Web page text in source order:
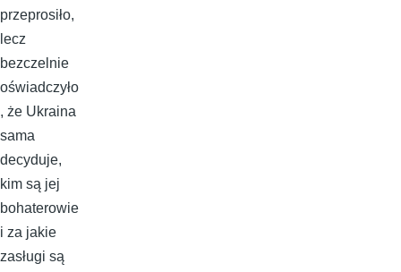
przeprosiło,
lecz
bezczelnie
oświadczyło
, że Ukraina
sama
decyduje,
kim są jej
bohaterowie
i za jakie
zasługi są